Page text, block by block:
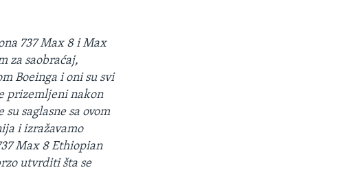
737 Max 8 i Max
za saobraćaj,
Boeinga i oni su svi
prizemljeni nakon
saglasne sa ovom
i izražavamo
Max 8 Ethiopian
utvrditi šta se